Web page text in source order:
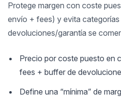
Protege margen con coste
envío + fees) y evita categorías
devoluciones/garantía se
Precio por coste puesto en
fees + buffer de
Define una “mínima” de